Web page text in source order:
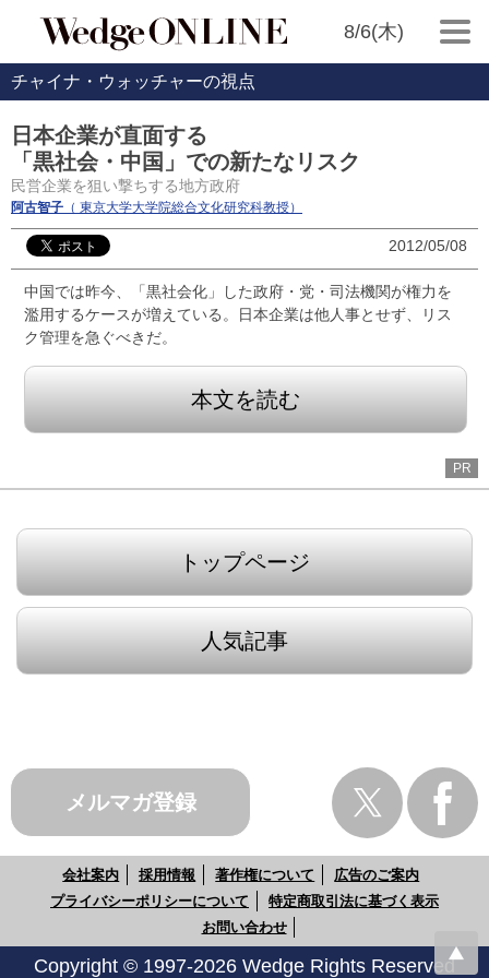
8/6(木)
チャイナ・ウォッチャーの視点
日本企業が直面する
「黒社会・中国」での新たなリスク
民営企業を狙い撃ちする地方政府
阿古智子 （ 東京大学大学院総合文化研究科教授）
2012/05/08
中国では昨今、「黒社会化」した政府・党・司法機関が権力を
濫用するケースが増えている。日本企業は他人事とせず、リス
ク管理を急ぐべきだ。
本文を読む
PR
トップページ
人気記事
メルマガ登録
会社案内 採用情報 著作権について
広告のご案内
プライバシーポリシーについて
特定商取引法に基づく表示
お問い合わせ
Copyright © 1997-2026 Wedge Rights Reserved